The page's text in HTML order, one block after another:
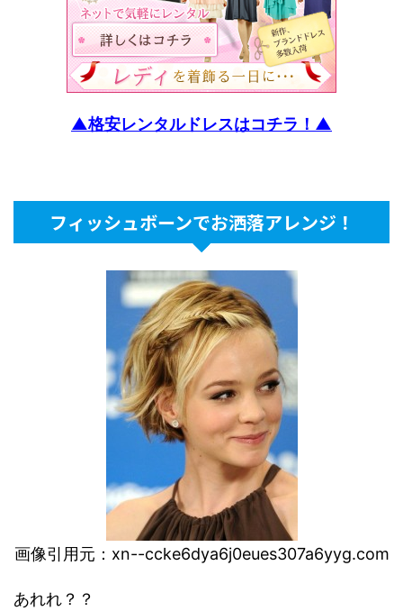
▲格安レンタルドレスはコチラ！▲
フィッシュボーンでお洒落アレンジ！
画像引用元： xn--ccke6dya6j0eues307a6yyg.com
あれれ？？